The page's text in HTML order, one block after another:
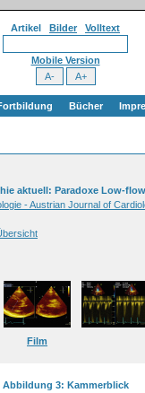
Artikel Bilder Volltext
Mobile Version
Bücher
aktuell: Paradoxe Low-
- Austrian Journal of
Film
Abbildung 3: Kammerblick